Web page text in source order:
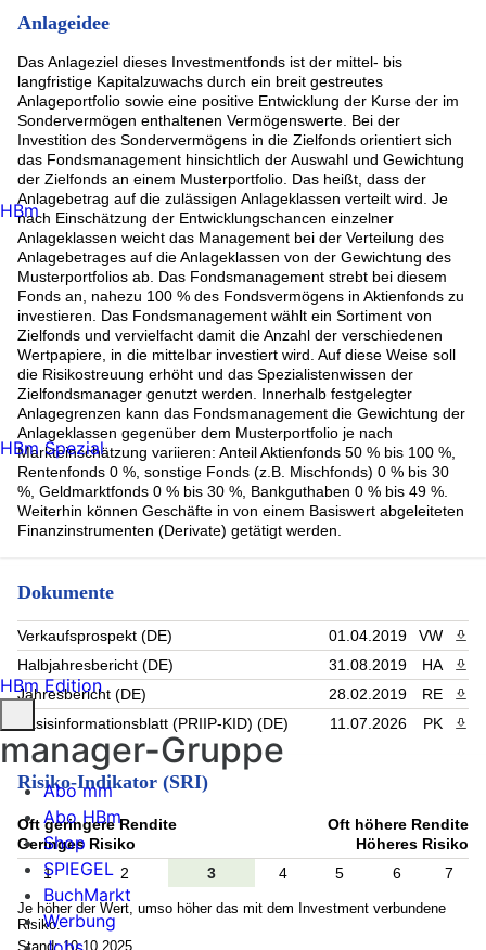
Anlageidee
Das Anlageziel dieses Investmentfonds ist der mittel- bis
langfristige Kapitalzuwachs durch ein breit gestreutes
Anlageportfolio sowie eine positive Entwicklung der Kurse der im
Sondervermögen enthaltenen Vermögenswerte. Bei der
Investition des Sondervermögens in die Zielfonds orientiert sich
das Fondsmanagement hinsichtlich der Auswahl und Gewichtung
der Zielfonds an einem Musterportfolio. Das heißt, dass der
Anlagebetrag auf die zulässigen Anlageklassen verteilt wird. Je
nach Einschätzung der Entwicklungschancen einzelner
Anlageklassen weicht das Management bei der Verteilung des
Anlagebetrages auf die Anlageklassen von der Gewichtung des
Musterportfolios ab. Das Fondsmanagement strebt bei diesem
Fonds an, nahezu 100 % des Fondsvermögens in Aktienfonds zu
investieren. Das Fondsmanagement wählt ein Sortiment von
Zielfonds und vervielfacht damit die Anzahl der verschiedenen
Wertpapiere, in die mittelbar investiert wird. Auf diese Weise soll
die Risikostreuung erhöht und das Spezialistenwissen der
Zielfondsmanager genutzt werden. Innerhalb festgelegter
Anlagegrenzen kann das Fondsmanagement die Gewichtung der
Anlageklassen gegenüber dem Musterportfolio je nach
Markteinschätzung variieren: Anteil Aktienfonds 50 % bis 100 %,
Rentenfonds 0 %, sonstige Fonds (z.B. Mischfonds) 0 % bis 30
%, Geldmarktfonds 0 % bis 30 %, Bankguthaben 0 % bis 49 %.
Weiterhin können Geschäfte in von einem Basiswert abgeleiteten
Finanzinstrumenten (Derivate) getätigt werden.
Dokumente
Verkaufsprospekt (DE) 01.04.2019 VW
Halbjahresbericht (DE)
31.08.2019 HA
Jahresbericht (DE)
28.02.2019 RE
Basisinformationsblatt (PRIIP-KID) (DE)
11.07.2026 PK
Risiko-Indikator (SRI)
Oft geringere Rendite
Geringes Risiko
Oft höhere Rendite
Höheres Risiko
1
2 3 4 5 6 7
Je höher der Wert, umso höher das mit dem Investment verbundene
Risiko.
Stand: 10.10.2025
HBm
HBm Spezial
HBm Edition
manager-Gruppe
Abo mm
Abo HBm
Shop
SPIEGEL
BuchMarkt
Werbung